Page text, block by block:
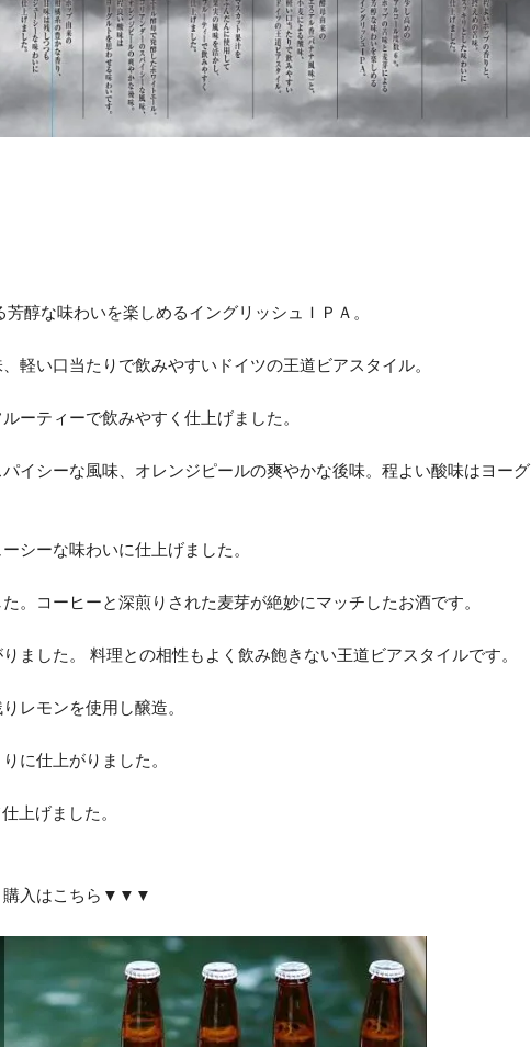
醇な味わいを楽しめるイングリッシュＩＰＡ。
軽い口当たりで飲みやすいドイツの王道ビアスタイル。
ーティーで飲みやすく仕上げました。
イシーな風味、オレンジピールの爽やかな後味。程よい酸味はヨーグ
シーな味わいに仕上げました。
。コーヒーと深煎りされた麦芽が絶妙にマッチしたお酒です。
した。 料理との相性もよく飲み飽きない王道ビアスタイルです。
レモンを使用し醸造。
に仕上がりました。
上げました。
入はこちら▼▼▼